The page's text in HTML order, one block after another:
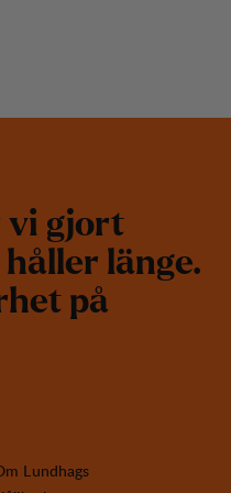
vi gjort
håller länge.
het på
Lundhags